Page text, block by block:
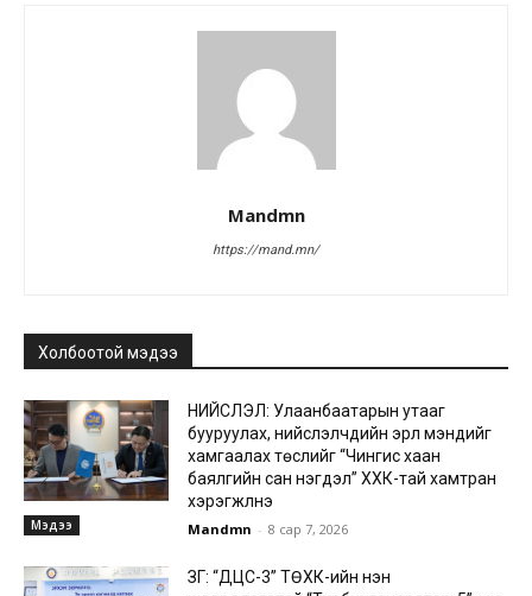
Mandmn
https://mand.mn/
Холбоотой мэдээ
Мэдээ
НИЙСЛЭЛ: Улаанбаатарын утааг
бууруулах, нийслэлчүүдийн эрүүл мэндийг
хамгаалах төслийг “Чингис хаан
баялгийн сан нэгдэл” ХХК-тай хамтран
хэрэгжүүлнэ
Mandmn - 8 сар 7, 2026
ЗГ: “ДЦС-3” ТӨХК-ийн нэн